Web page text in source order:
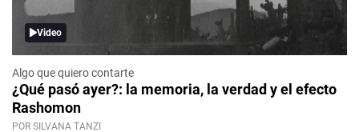
Video
Algo que quiero contarte
¿Qué pasó ayer?: la memoria, la verdad y el efecto
Rashomon
POR SILVANA TANZI